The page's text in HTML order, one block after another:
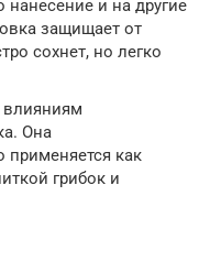
и на другие
защищает от
сохнет, но легко
Она
применяется как
грибок и